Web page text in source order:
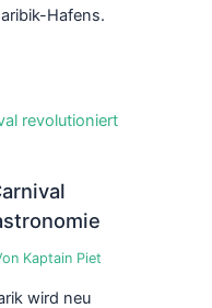
Hafens.
Kaptain Piet
wird neu